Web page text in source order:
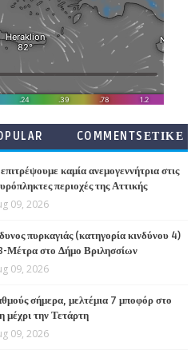
COMMENTSΕΤΙΚΕ
καμία ανεμογεννήτρια στις
περιοχές της Αττικής
09, 2026
πυρκαγιάς (κατηγορία κινδύνου 4)
Μέτρα στο Δήμο Βριλησσίων
09, 2026
σήμερα, μελτέμια 7 μποφόρ στο
μέχρι την Τετάρτη
09, 2026